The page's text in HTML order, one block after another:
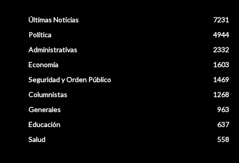
Últimas Noticias
7231
Política
4944
Administrativas
2332
Economía
1603
Seguridad y Orden Público
1469
Columnistas
1268
Generales
963
Educación
637
Salud
558